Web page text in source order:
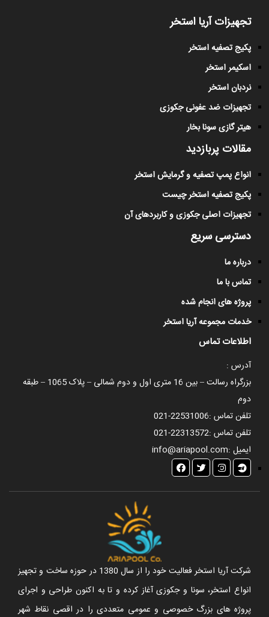
تجهیزات آریا استخر
پکیج تصفیه استخر
اسکیمر استخر
نردبان استخر
تجهیزات ضد عفونی جکوزی
هیتر گازی سونا بخار
مقالات پربازدید
انواع پمپ تصفیه و گرمایش استخر
پکیج تصفیه استخر چیست
تجهیزات اصلی جکوزی و کاربردهای آن
دسترسی سریع
درباره ما
تماس با ما
پروژه های انجام شده
خدمات مجموعه آریا استخر
اطلاعات تماس
آدرس :
بزرگراه رسالت – بین 16 متری اول و دوم شمالی – پلاک 1065 – طبقه
دوم
تلفن تماس :021-22531006
تلفن تماس :021-22313572
ایمیل :info@ariapool.com
شرکت آریا استخر فعالیت خود را از سال 1380 در حوزه ساخت و تجهیز
انواع استخر، سونا و جکوزی آغاز کرده و تا به اکنون طراحی و اجرای
پروژه های بزرگ خصوصی و عمومی متعددی را در اقصی نقاط شهر